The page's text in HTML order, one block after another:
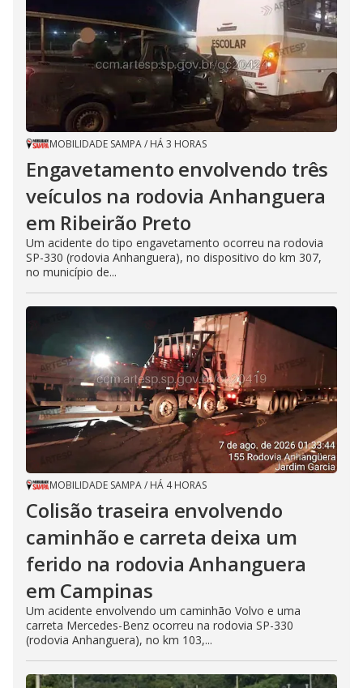
MOBILIDADE SAMPA/ HÁ 3 HORAS
Engavetamento envolvendo três
veículos na rodovia Anhanguera
em Ribeirão Preto
Um acidente do tipo engavetamento ocorreu na rodovia
SP-330 (rodovia Anhanguera), no dispositivo do km 307,
no município de...
MOBILIDADE SAMPA/ HÁ 4 HORAS
Colisão traseira envolvendo
caminhão e carreta deixa um
ferido na rodovia Anhanguera
em Campinas
Um acidente envolvendo um caminhão Volvo e uma
carreta Mercedes-Benz ocorreu na rodovia SP-330
(rodovia Anhanguera), no km 103,...